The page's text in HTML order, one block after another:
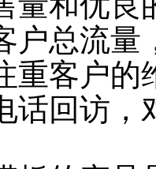
户总流量
重客户的
话回访，